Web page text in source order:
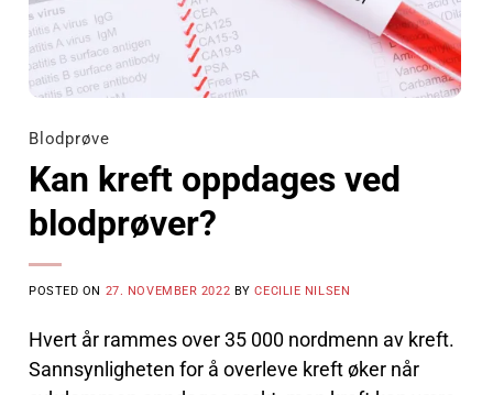
Blodprøve
Kan kreft oppdages ved
blodprøver?
POSTED ON 27. NOVEMBER 2022 BYCECILIE NILSEN
Hvert år rammes over 35 000 nordmenn av kreft.
Sannsynligheten for å overleve kreft øker når